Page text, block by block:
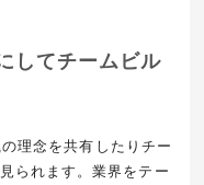
してチームビル
理念を共有したりチー
られます。業界をテー